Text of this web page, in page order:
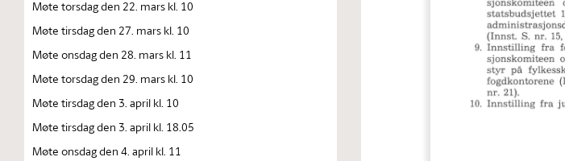
Møte torsdag den 22. mars kl. 10
Møte tirsdag den 27. mars kl. 10
Møte onsdag den 28. mars kl. 11
Møte torsdag den 29. mars kl. 10
Møte tirsdag den 3. april kl. 10
Møte tirsdag den 3. april kl. 18.05
Møte onsdag den 4. april kl. 11